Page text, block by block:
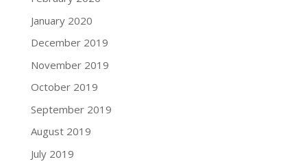
January 2020
December 2019
November 2019
October 2019
September 2019
August 2019
July 2019